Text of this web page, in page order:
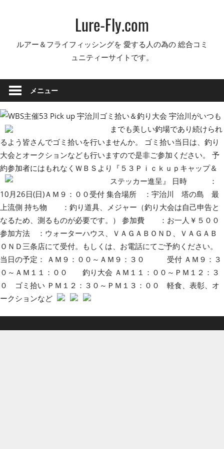
ッ
プ
Lure-Fly.com
ルアー＆フライフィッシングを 愛する人の為の 総合コミ
ュニティーサイトです。
メニュー
宇治川がいつも
までも美しい釣場であり続けられ
るよう皆さんでゴミ拾いを行いませんか。 ゴミ拾い当日は、釣り
大会とオークションなども行いますので是非ご参加ください。 予
約参加者にはもれなくＷＢＳより『５３Ｐｉｃｋｕｐキャップ＆
ステッカー進呈』 日時 ：
10月26日(日)ＡＭ９：００受付 集合場所 ：宇治川 塔の島 最
上流側 持ち物 ：釣り道具、メジャー（釣り大会は自己申告と
なるため、測るものが必要です。） 参加費 ：お一人￥５００
参加方法 ：ウォーターハウス、ＶＡＧＡＢＯＮＤ、ＶＡＧＡＢ
ＯＮＤ三条店にて受付。もしくは、お電話にてご予約ください。
当日の予定： ＡＭ９：００～ＡＭ９：３０ 受付 ＡＭ９：３
０～ＡＭ１１：００ 釣り大会 ＡＭ１１：００～ＰＭ１２：３
０ ゴミ拾い ＰＭ１２：３０～ＰＭ１３：００ 軽食、表彰、オ
ークションなど